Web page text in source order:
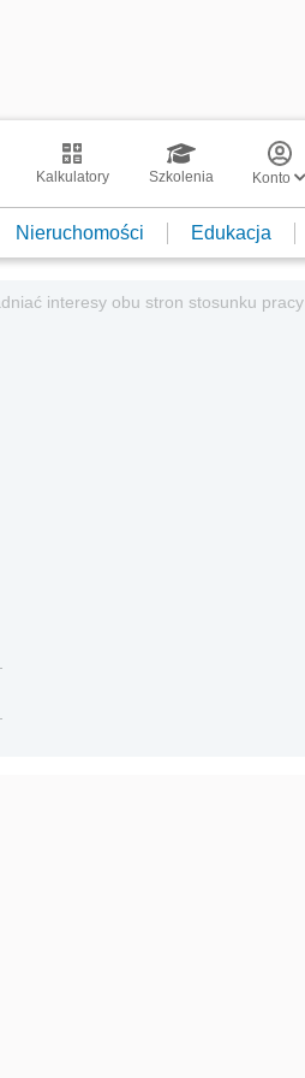
Kalkulatory Szkolenia Konto
Nieruchomości Edukacja
interesy obu stron stosunku pracy